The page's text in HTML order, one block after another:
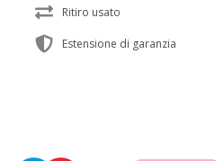
Ritiro usato
Estensione di garanzia